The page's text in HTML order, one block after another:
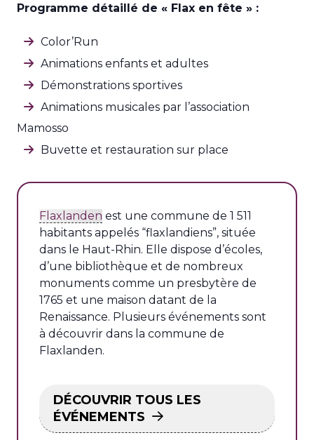
Programme détaillé de « Flax en fête » :
Color’Run
Animations enfants et adultes
Démonstrations sportives
Animations musicales par l’association
Mamosso
Buvette et restauration sur place
Flaxlanden est une commune de 1 511
habitants appelés “flaxlandiens”, située
dans le Haut-Rhin. Elle dispose d’écoles,
d’une bibliothèque et de nombreux
monuments comme un presbytère de
1765 et une maison datant de la
Renaissance. Plusieurs événements sont
à découvrir dans la commune de
Flaxlanden.
DÉCOUVRIR TOUS LES
ÉVÉNEMENTS